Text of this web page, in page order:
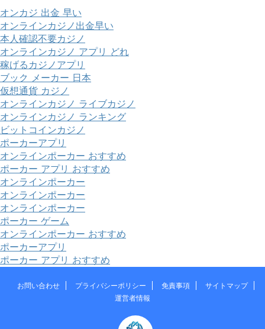
オンカジ 出金 早い
オンラインカジノ出金早い
本人確認不要カジノ
オンラインカジノ アプリ どれ
稼げるカジノアプリ
ブック メーカー 日本
仮想通貨 カジノ
オンラインカジノ ライブカジノ
オンラインカジノ ランキング
ビットコインカジノ
ポーカーアプリ
オンラインポーカー おすすめ
ポーカー アプリ おすすめ
オンラインポーカー
オンラインポーカー
オンラインポーカー
ポーカー ゲーム
オンラインポーカー おすすめ
ポーカーアプリ
ポーカー アプリ おすすめ
お問い合わせ プライバシーポリシー 免責事項
サイトマップ
運営者情報